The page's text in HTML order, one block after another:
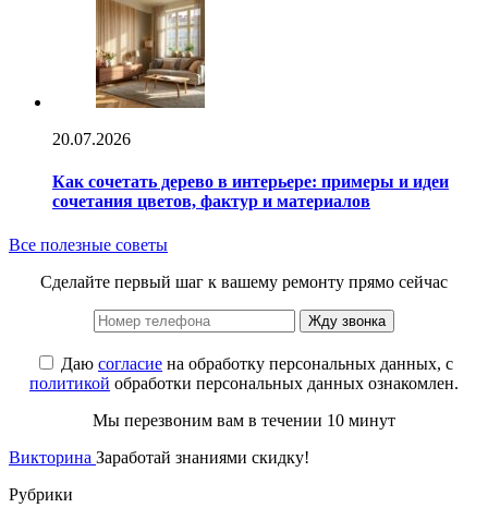
20.07.2026
Как сочетать дерево в интерьере: примеры и идеи
сочетания цветов, фактур и материалов
Все полезные советы
Сделайте первый шаг к вашему ремонту прямо сейчас
Жду звонка
Даю согласие на обработку персональных данных, с
политикой обработки персональных данных ознакомлен.
Мы перезвоним вам в течении 10 минут
Викторина Заработай знаниями скидку!
Рубрики